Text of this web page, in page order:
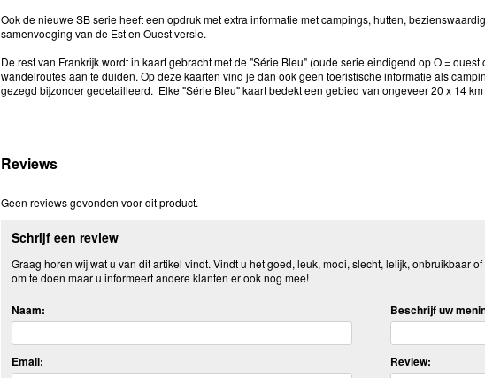
Ook de nieuwe SB serie heeft een opdruk met extra informatie met campings, hutten,
samenvoeging van de Est en Ouest versie.
De rest van Frankrijk wordt in kaart gebracht met de "Série Bleu" (oude serie eindigend op O =
wandelroutes aan te duiden. Op deze kaarten vind je dan ook geen toeristische informatie als
gezegd bijzonder gedetailleerd. Elke "Série Bleu" kaart bedekt een gebied van ongeveer 20 x 14 km
Reviews
Geen reviews gevonden voor dit product.
Schrijf een review
Graag horen wij wat u van dit artikel vindt. Vindt u het goed, leuk, mooi, slecht, lelijk, onbruikbaar
om te doen maar u informeert andere klanten er ook nog mee!
Naam:
Email:
Beschrijf uw
Review: